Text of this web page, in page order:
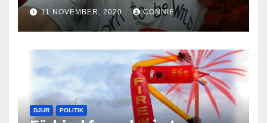
11 NOVEMBER, 2020 CONNIE
DJUR POLITIK